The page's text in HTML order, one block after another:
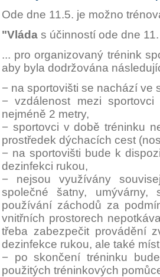
Ode dne 11.5. je možno
"Vláda s účinností ode dne
... pro organizovaný trénink
aby byla dodržována
− na sportovišti se nachází ve
− vzdálenost mezi
nejméně 2 metry,
− sportovci v době tréninku
prostředek dýchacích cest
− na sportovišti bude k
dezinfekci rukou,
− nejsou využívány
společné šatny,
používání záchodů za
vnitřních prostorech
třeba zabezpečit provádění
dezinfekce rukou, ale také
− po skončení tréninku
použitých tréninkových